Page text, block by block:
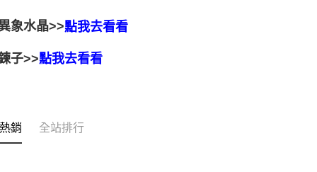
象水晶>>點我去看看
子>>點我去看看
銷 全站排行